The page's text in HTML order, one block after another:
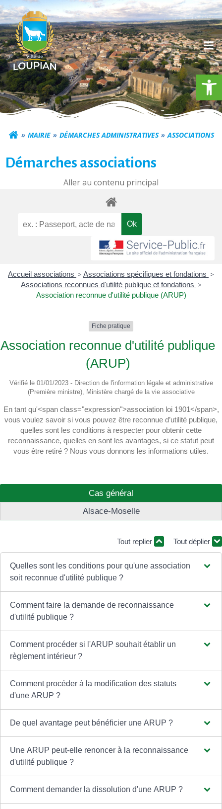
Aller
au
contenu
Commune de
MAIRIE DÉMARCHES ADMINISTRATIVES ASSOCIATIONS
Démarches associations
Aller au contenu principal
Accueil associations > Associations spécifiques et fondations >
Associations reconnues d'utilité publique et fondations >
Association reconnue d'utilité publique (ARUP)
Fiche pratique
Association reconnue d'utilité publique
(ARUP)
Vérifié le 01/01/2023 - Direction de l'information légale et administrative
(Première ministre), Ministère chargé de la vie associative
En tant qu'<span class="expression">association loi 1901</span>,
vous voulez savoir si vous pouvez être reconnue d’utilité publique,
quelles sont les conditions à respecter pour obtenir cette
reconnaissance, quelles en sont les avantages, si ce statut peut
vous être retiré ? Nous vous donnons les informations utiles.
Cas général
Alsace-Moselle
Tout replier Tout déplier
Quelles sont les conditions pour qu'une association
soit reconnue d'utilité publique ?
Comment faire la demande de reconnaissance
d'utilité publique ?
Comment procéder si l'ARUP souhait établir un
règlement intérieur ?
Comment procéder à la modification des statuts
d'une ARUP ?
De quel avantage peut bénéficier une ARUP ?
Une ARUP peut-elle renoncer à la reconnaissance
d'utilité publique ?
Comment demander la dissolution d'une ARUP ?